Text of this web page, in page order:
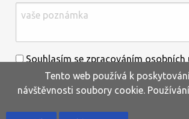
Souhlasím se zpracováním osobních
informací uvedenýchzde.*
Tento web používá k
návštěvnosti soubory cookie.